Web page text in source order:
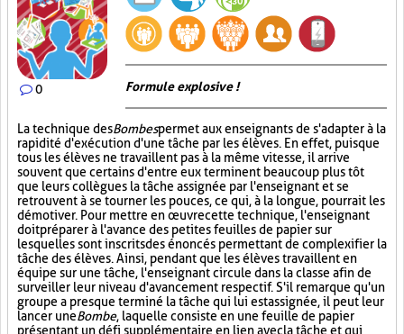
0 Formule explosive !
La technique desBombespermet aux enseignants de s'adapter à la
rapidité d'exécution d'une tâche par les élèves. En effet, puisque
tous les élèves ne travaillent pas à la même vitesse, il arrive
souvent que certains d'entre eux terminent beaucoup plus tôt
que leurs collègues la tâche assignée par l'enseignant et se
retrouvent à se tourner les pouces, ce qui, à la longue, pourrait les
démotiver. Pour mettre en œuvre cette technique, l'enseignant
doit préparer à l'avance des petites feuilles de papier sur
lesquelles sont inscrits des énoncés permettant de complexifier la
tâche des élèves. Ainsi, pendant que les élèves travaillent en
équipe sur une tâche, l'enseignant circule dans la classe afin de
surveiller leur niveau d'avancement respectif. S'il remarque qu'un
groupe a presque terminé la tâche qui lui est assignée, il peut leur
lancer uneBombe, laquelle consiste en une feuille de papier
présentant un défi supplémentaire en lien avec la tâche et qui